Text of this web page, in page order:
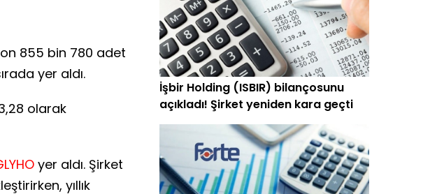
855 bin 780 adet
yer aldı.
olarak
yer aldı. Şirket
yıllık
İşbir Holding (ISBIR) bilançosunu
açıkladı! Şirket yeniden kara geçti